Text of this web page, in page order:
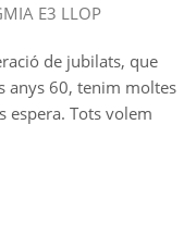
E3 LLOP
de jubilats, que
anys 60, tenim moltes
espera. Tots volem